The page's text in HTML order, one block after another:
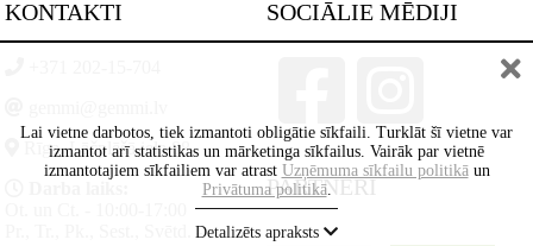
KONTAKTI
Rīga, Lāčplēšā iela 88
Pr., Tr., Pk., Sest., Svētd. -
SOCIĀLIE MĒDIJI
PARTNERI
Lai vietne darbotos, tiek izmantoti obligātie sīkfaili. Turklāt šī vietne var
izmantot arī statistikas un mārketinga sīkfailus. Vairāk par vietnē
izmantotajiem sīkfailiem var atrast Uzņēmuma sīkfailu politikāun
Privātuma politikā.
Detalizēts apraksts